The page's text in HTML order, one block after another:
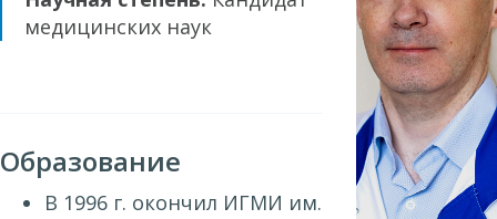
медицинских наук
Образование
В 1996 г. окончил ИГМИ им.